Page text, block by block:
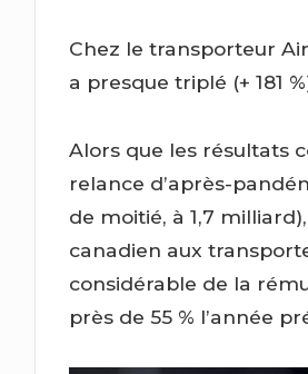
Chez le transporteur
a presque triplé (+ 181
Alors que les résultats
relance d’après-
de moitié, à 1,7
canadien aux
considérable de la
près de 55 % l’année